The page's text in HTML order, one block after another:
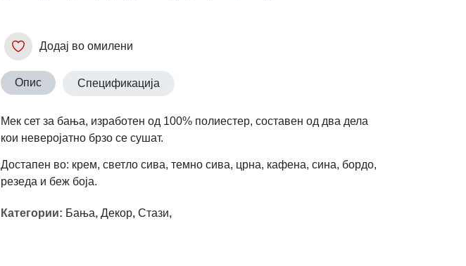
Додај во омилени
Опис Спецификација
Мек сет за бања, изработен од 100% полиестер, составен од два дела
кои неверојатно брзо се сушат.
Достапен во: крем, светло сива, темно сива, црна, кафена, сина, бордо,
резеда и беж боја.
Категории: Бања, Декор, Стази,